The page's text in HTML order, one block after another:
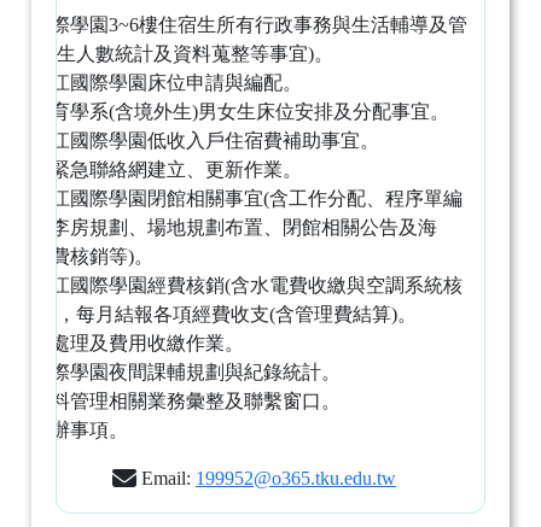
江國際學園3~6樓住宿生所有行政事務與生活輔導及管
(含學生人數統計及資料蒐整等事宜)。
理淡江國際學園床位申請與編配。
全教育學系(含境外生)男女生床位安排及分配事宜。
理淡江國際學園低收入戶住宿費補助事宜。
宿生緊急聯絡網建立、更新作業。
籌淡江國際學園閉館相關事宜(含工作分配、程序單編
、行李房規劃、場地規劃布置、閉館相關公告及海
、經費核銷等)。
理淡江國際學園經費核銷(含水電費收繳與空調系統核
處理)，每月結報各項經費收支(含管理費結算)。
車位處理及費用收繳作業。
江國際學園夜間課輔規劃與紀錄統計。
人資料管理相關業務彙整及聯繫窗口。
時交辦事項。
Email: 199952@o365.tku.edu.tw